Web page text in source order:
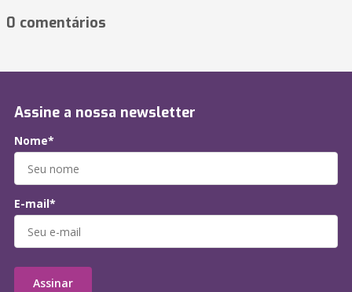
0 comentários
Assine a nossa newsletter
Nome*
E-mail*
Assinar